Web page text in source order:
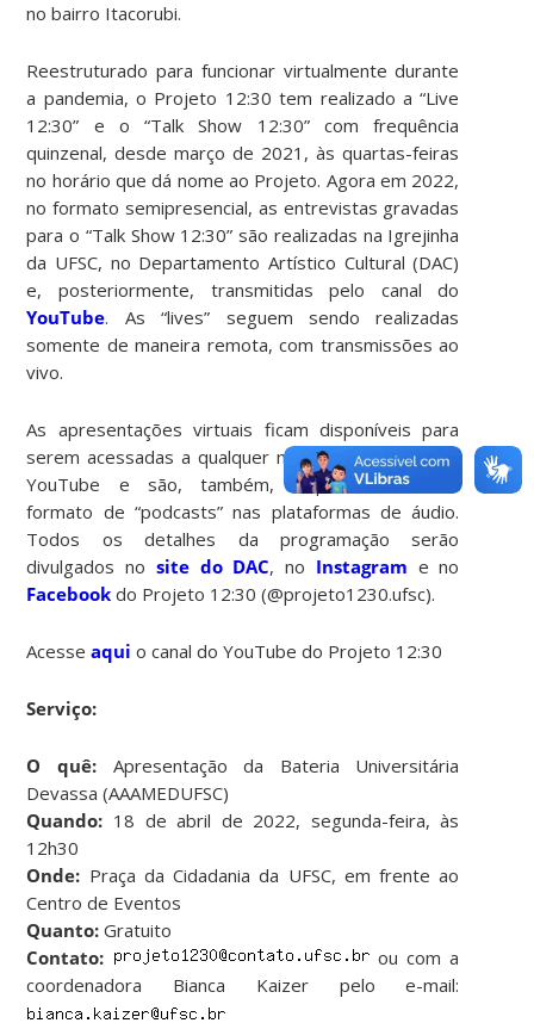
no bairro Itacorubi.
Reestruturado para funcionar virtualmente durante
a pandemia, o Projeto 12:30 tem realizado a “Live
12:30” e o “Talk Show 12:30” com frequência
quinzenal, desde março de 2021, às quartas-feiras
no horário que dá nome ao Projeto. Agora em 2022,
no formato semipresencial, as entrevistas gravadas
para o “Talk Show 12:30” são realizadas na Igrejinha
da UFSC, no Departamento Artístico Cultural (DAC)
e, posteriormente, transmitidas pelo canal do
YouTube. As “lives” seguem sendo realizadas
somente de maneira remota, com transmissões ao
vivo.
As apresentações virtuais ficam disponíveis para
serem acessadas a qualquer momento no canal do
YouTube e são, também, disponibilizadas no
formato de “podcasts” nas plataformas de áudio.
Todos os detalhes da programação serão
divulgados no site do DAC, no Instagram e no
Facebook do Projeto 12:30 (@projeto1230.ufsc).
Acesseaqui o canal do YouTube do Projeto 12:30
Serviço:
O quê:Apresentação da Bateria Universitária
Devassa (AAAMEDUFSC)
Quando: 18 de abril de 2022, segunda-feira, às
12h30
Onde: Praça da Cidadania da UFSC, em frente ao
Centro de Eventos
Quanto: Gratuito
Contato:
ou com a
coordenadora Bianca Kaizer pelo e-mail: